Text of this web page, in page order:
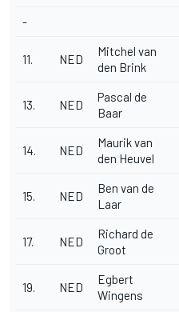
-
11. NED
Mitchel van
den Brink
13. NED
Pascal de
Baar
14. NED
Maurik van
den Heuvel
15. NED
Ben van de
Laar
17. NED
Richard de
Groot
19. NED
Egbert
Wingens